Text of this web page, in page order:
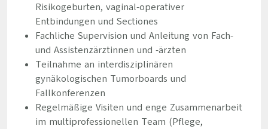
Risikogeburten, vaginal-operativer
Entbindungen und Sectiones
Fachliche Supervision und Anleitung von Fach-
und Assistenzärztinnen und -ärzten
Teilnahme an interdisziplinären
gynäkologischen Tumorboards und
Fallkonferenzen
Regelmäßige Visiten und enge Zusammenarbeit
im multiprofessionellen Team (Pflege,